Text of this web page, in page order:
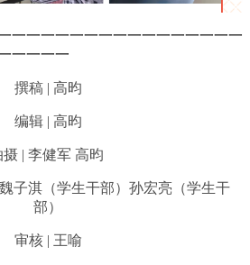
一一一一一一一一一一一一一一一一
一一一一
撰稿 | 高昀
编辑 | 高昀
摄 | 李健军 高昀
子淇（学生干部）孙宏亮（学生干
部）
审核 | 王喻